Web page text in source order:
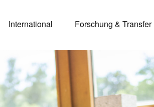
International Forschung & Transfer